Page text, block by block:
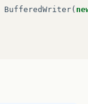
BufferedWriter(